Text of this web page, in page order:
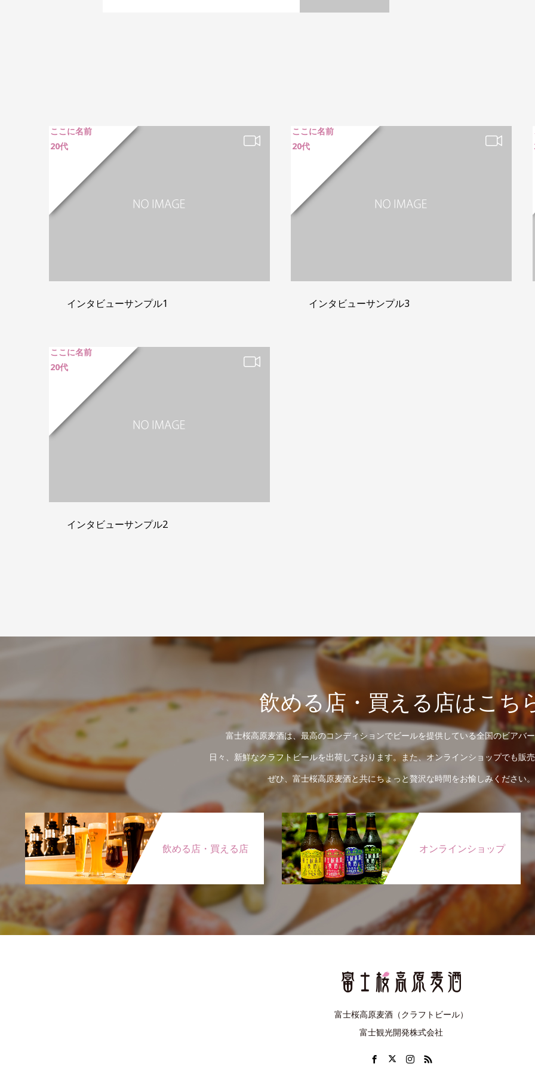
ここに名前
20代
インタビューサンプル1
ここに名前
20代
インタビューサンプル3
ここに名前
20代
インタビューサンプル2
飲める店・買える店はこち
富士桜高原麦酒は、最高のコンディションでビールを提供している全国のビアバ
日々、新鮮なクラフトビールを出荷しております。また、オンラインショップでも販売
ぜひ、富士桜高原麦酒と共にちょっと贅沢な時間をお愉しみください。
飲める店・買える店 オンラインショップ
富士桜高原麦酒（クラフトビール）
富士観光開発株式会社